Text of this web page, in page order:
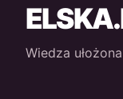
Wiedza